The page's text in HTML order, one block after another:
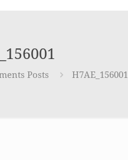
Posts H7AE_156001